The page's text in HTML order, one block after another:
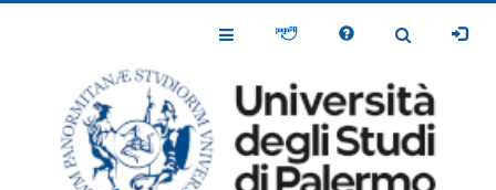
Toggle
Toggle